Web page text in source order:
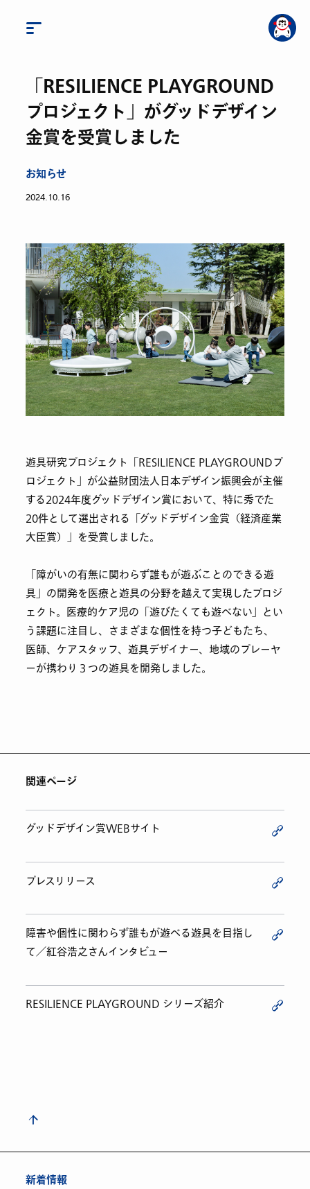
「RESILIENCE PLAYGROUND
プロジェクト」がグッドデザイン
金賞を受賞しました
お知らせ
2024.10.16
遊具研究プロジェクト「RESILIENCE PLAYGROUNDプ
ロジェクト」が公益財団法人日本デザイン振興会が主催
する2024年度グッドデザイン賞において、特に秀でた
20件として選出される「グッドデザイン金賞（経済産業
大臣賞）」を受賞しました。
「障がいの有無に関わらず誰もが遊ぶことのできる遊
具」の開発を医療と遊具の分野を越えて実現したプロジ
ェクト。医療的ケア児の「遊びたくても遊べない」とい
う課題に注目し、さまざまな個性を持つ子どもたち、
医師、ケアスタッフ、遊具デザイナー、地域のプレーヤ
ーが携わり３つの遊具を開発しました。
関連ページ
グッドデザイン賞WEBサイト
プレスリリース
障害や個性に関わらず誰もが遊べる遊具を目指し
て／紅谷浩之さんインタビュー
RESILIENCE PLAYGROUND シリーズ紹介
新着情報